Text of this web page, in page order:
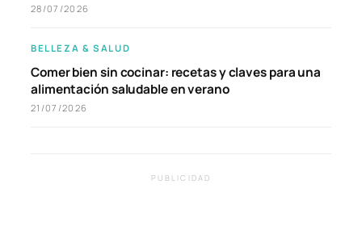
28/07/2026
BELLEZA & SALUD
Comer bien sin cocinar: recetas y claves para una
alimentación saludable en verano
21/07/2026
PUBLICIDAD